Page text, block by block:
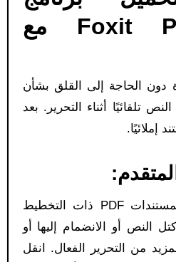
Foxit Phantompdf مع
الحاجة إلى القلق بشأن
تلقائيًا أثناء التحرير. بعد
إملائيًا.
قدرات تحرير متقدمة لمستندات PDF ذات التخطيط
النص أو الانضمام إليها أو
من التحرير الفعال. انقل